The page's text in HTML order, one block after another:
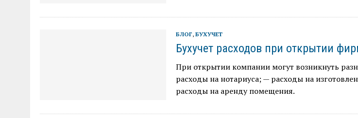
БЛОГ, БУХУЧЕТ
Бухучет расходов при открытии
При открытии компании могут возникнуть
расходы на нотариуса; — расходы на
расходы на аренду помещения.